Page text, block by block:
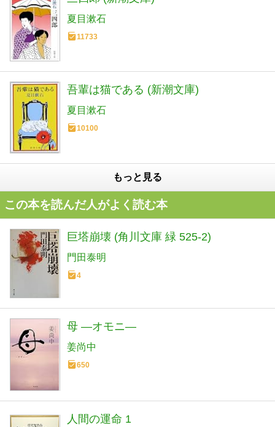
夏目漱石
11733
吾輩は猫である (新潮文庫)
夏目漱石
10100
もっと見る
この本を読んだ人がよく読む本
巨塔崩壊 (角川文庫 緑 525-2)
門田泰明
4
母 ―オモニ―
姜尚中
650
人間の運命 1